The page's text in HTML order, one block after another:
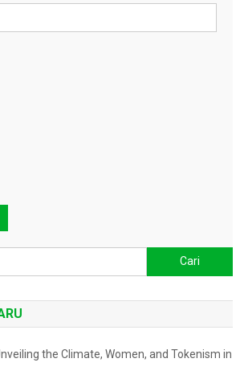
untuk:
the Climate, Women, and Tokenism in